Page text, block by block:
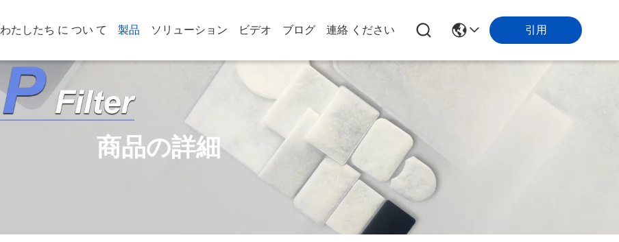
わたしたち に つい て 製品 ソリューション ビデオ ブログ 連絡 ください 引用
商品の詳細